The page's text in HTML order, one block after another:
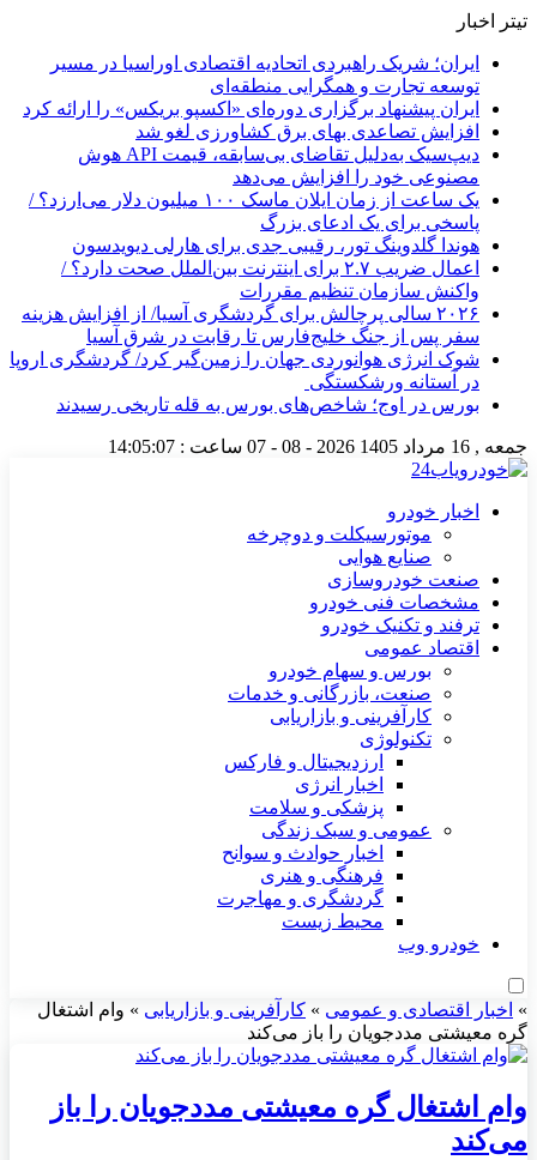
تیتر اخبار
ایران؛ شریک راهبردی اتحادیه اقتصادی اوراسیا در مسیر
توسعه تجارت و همگرایی منطقه‌ای
ایران پیشنهاد برگزاری دوره‌ای «اکسپو بریکس» را ارائه کرد
افزایش تصاعدی بهای برق کشاورزی لغو شد
دیپ‌سیک به‌دلیل تقاضای بی‌سابقه، قیمت API هوش
مصنوعی خود را افزایش می‌دهد
یک ساعت از زمان ایلان ماسک ۱۰۰ میلیون دلار می‌ارزد؟ /
پاسخی برای یک ادعای بزرگ
هوندا گلدوینگ تور، رقیبی جدی برای هارلی دیویدسون
اعمال ضریب ۲.۷ برای اینترنت بین‌الملل صحت دارد؟ /
واکنش سازمان تنظیم مقررات
۲۰۲۶ سالی پرچالش برای گردشگری آسیا/ از افزایش هزینه
سفر پس از جنگ خلیج‌فارس تا رقابت در شرق آسیا
شوک انرژی هوانوردی جهان را زمین‌گیر کرد/ گردشگری اروپا
در آستانه ورشکستگی
بورس در اوج؛ شاخص‌های بورس به قله تاریخی رسیدند
جمعه , 16 مرداد 1405 2026 - 08 - 07 ساعت : 14:05:07
اخبار خودرو
موتورسیکلت و دوچرخه
صنایع هوایی
صنعت خودروسازی
مشخصات فنی خودرو
ترفند و تکنیک خودرو
اقتصاد عمومی
بورس و سهام خودرو
صنعت، بازرگانی و خدمات
کارآفرینی و بازاریابی
تکنولوژی
ارزدیجیتال و فارکس
اخبار انرژی
پزشکی و سلامت
عمومی و سبک زندگی
اخبار حوادث و سوانح
فرهنگی و هنری
گردشگری و مهاجرت
محیط زیست
خودرو وب
» اخبار اقتصادی و عمومی » کارآفرینی و بازاریابی » وام اشتغال
گره معیشتی مددجویان را باز می‌کند
وام اشتغال گره معیشتی مددجویان را باز
می‌کند